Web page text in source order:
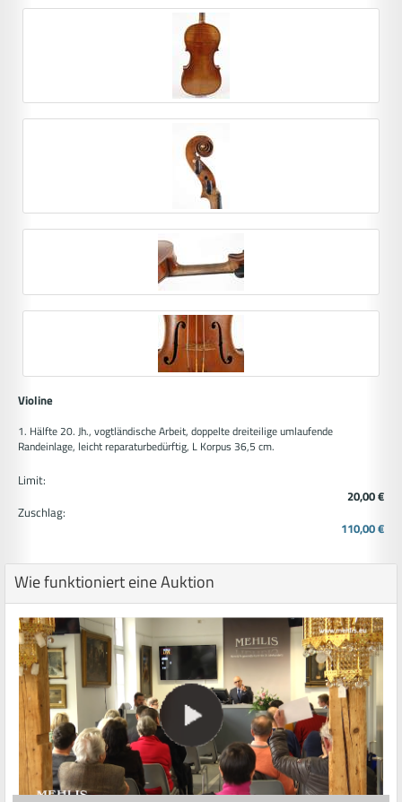
Violine
1. Hälfte 20. Jh., vogtländische Arbeit, doppelte dreiteilige umlaufende
Randeinlage, leicht reparaturbedürftig, L Korpus 36,5 cm.
Limit:
20,00 €
Zuschlag:
110,00 €
Wie funktioniert eine Auktion